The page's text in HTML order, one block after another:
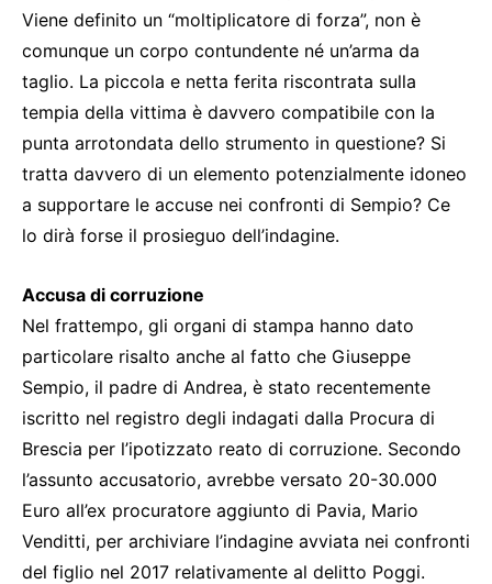
Viene definito un “moltiplicatore di forza”, non è
comunque un corpo contundente né un’arma da
taglio. La piccola e netta ferita riscontrata sulla
tempia della vittima è davvero compatibile con la
punta arrotondata dello strumento in questione? Si
tratta davvero di un elemento potenzialmente idoneo
a supportare le accuse nei confronti di Sempio? Ce
lo dirà forse il prosieguo dell’indagine.
Accusa di corruzione
Nel frattempo, gli organi di stampa hanno dato
particolare risalto anche al fatto che Giuseppe
Sempio, il padre di Andrea, è stato recentemente
iscritto nel registro degli indagati dalla Procura di
Brescia per l’ipotizzato reato di corruzione. Secondo
l’assunto accusatorio, avrebbe versato 20-30.000
Euro all’ex procuratore aggiunto di Pavia, Mario
Venditti, per archiviare l’indagine avviata nei confronti
del figlio nel 2017 relativamente al delitto Poggi.